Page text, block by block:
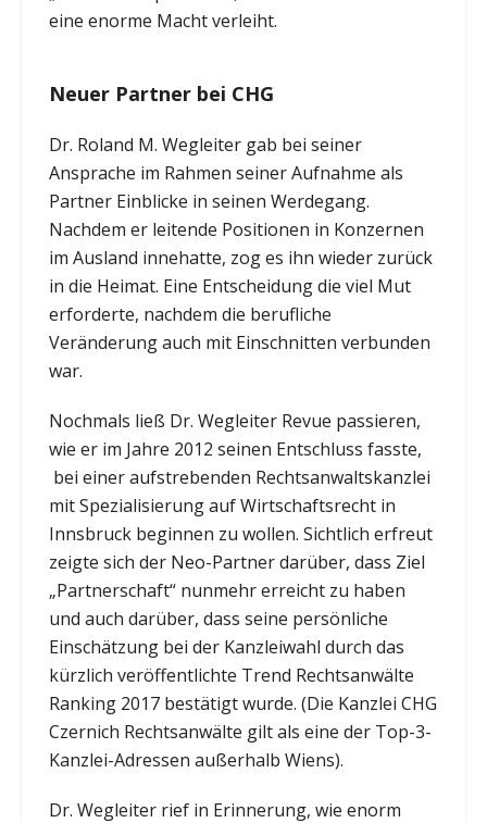
eine enorme Macht verleiht.
Neuer Partner bei CHG
Dr. Roland M. Wegleiter gab bei seiner
Ansprache im Rahmen seiner Aufnahme als
Partner Einblicke in seinen Werdegang.
Nachdem er leitende Positionen in Konzernen
im Ausland innehatte, zog es ihn wieder zurück
in die Heimat. Eine Entscheidung die viel Mut
erforderte, nachdem die berufliche
Veränderung auch mit Einschnitten verbunden
war.
Nochmals ließ Dr. Wegleiter Revue passieren,
wie er im Jahre 2012 seinen Entschluss fasste,
bei einer aufstrebenden Rechtsanwaltskanzlei
mit Spezialisierung auf Wirtschaftsrecht in
Innsbruck beginnen zu wollen. Sichtlich erfreut
zeigte sich der Neo-Partner darüber, dass Ziel
„Partnerschaft“ nunmehr erreicht zu haben
und auch darüber, dass seine persönliche
Einschätzung bei der Kanzleiwahl durch das
kürzlich veröffentlichte Trend Rechtsanwälte
Ranking 2017 bestätigt wurde. (Die Kanzlei CHG
Czernich Rechtsanwälte gilt als eine der Top-3-
Kanzlei-Adressen außerhalb Wiens).
Dr. Wegleiter rief in Erinnerung, wie enorm